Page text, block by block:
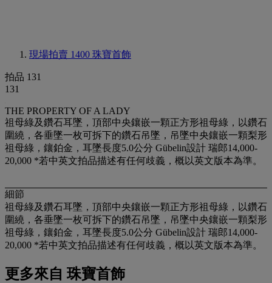
現場拍賣 1400 珠寶首飾
拍品 131
131
THE PROPERTY OF A LADY
祖母綠及鑽石耳墜，頂部中央鑲嵌一顆正方形祖母綠，以鑽石
圍繞，各垂墜一枚可拆下的鑽石吊墜，吊墜中央鑲嵌一顆梨形
祖母綠，鑲鉑金，耳墜長度5.0公分 Gübelin設計 瑞郎14,000-
20,000 *若中英文拍品描述有任何歧義，概以英文版本為準。
細節
祖母綠及鑽石耳墜，頂部中央鑲嵌一顆正方形祖母綠，以鑽石
圍繞，各垂墜一枚可拆下的鑽石吊墜，吊墜中央鑲嵌一顆梨形
祖母綠，鑲鉑金，耳墜長度5.0公分 Gübelin設計 瑞郎14,000-
20,000 *若中英文拍品描述有任何歧義，概以英文版本為準。
更多來自 珠寶首飾